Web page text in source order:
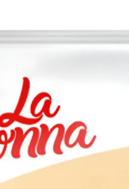
9º
10 º iogurte